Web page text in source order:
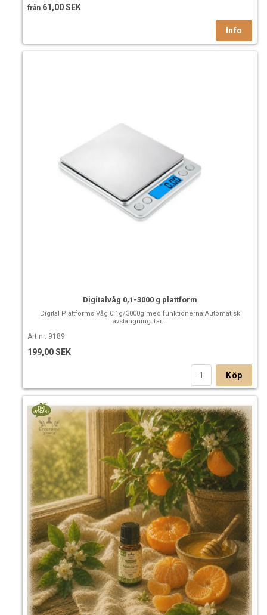
från 61,00 SEK
Digitalvåg 0,1-3000 g plattform
Digital Plattforms Våg 0.1g/3000g med funktionerna:Automatisk
avstängning.Tar...
Art nr. 9189
199,00 SEK
Köp